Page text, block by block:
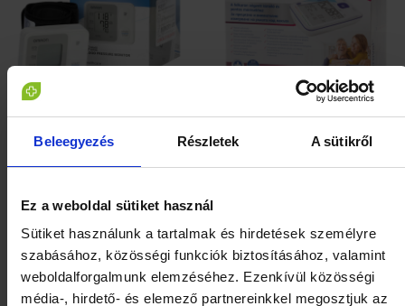
Beleegyezés Részletek A sütikről
Ez a weboldal sütiket használ
Sütiket használunk a tartalmak és hirdetések személyre
szabásához, közösségi funkciók biztosításához, valamint
weboldalforgalmunk elemzéséhez. Ezenkívül közösségi
média-, hirdető- és elemező partnereinkkel megosztjuk az
OMRON RS2 automata
HOL ELÉRHETŐ?
Veroval felkari